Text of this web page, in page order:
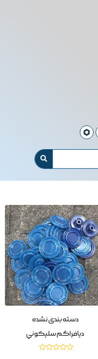
دسته بندی نشده
ديافراگم سليكوني